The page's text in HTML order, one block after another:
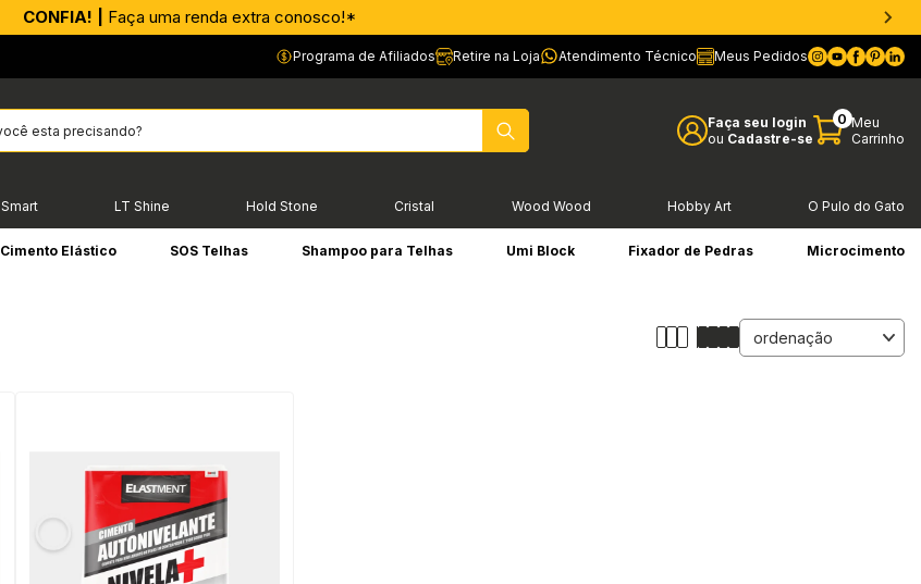
CONFIA! | Faça uma renda extra conosco!*
Programa de Afiliados Retire na Loja Atendimento Técnico Meus Pedidos
Faça seu login
ou Cadastre-se
0 Meu
Carrinho
Smart LT Shine Hold Stone Cristal Wood Wood Hobby Art O Pulo do Gato
Cimento Elástico SOS Telhas Shampoo para Telhas Umi Block Fixador de Pedras Microcimento